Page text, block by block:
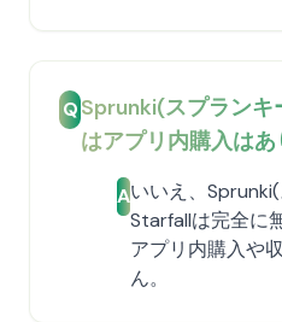
QSprunki(スプラン
はアプリ内購入はあ
Aいいえ、
Starfallは完全に
アプリ内購入や
ん。